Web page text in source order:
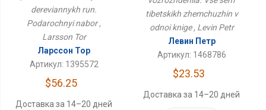
dereviannykh run.
Podarochnyi nabor ,
Larsson Tor
Ларссон Тор
Артикул: 1395572
$56.25
Доставка за 14–20 дней
tibetskikh zhemchuzhin v
odnoi knige , Levin Petr
Левин Петр
Артикул: 1468786
$23.53
Доставка за 14–20 дней